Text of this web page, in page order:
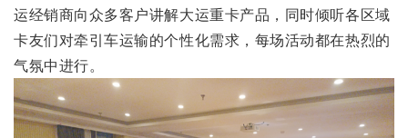
运经销商向众多客户讲解大运重卡产品，同时倾听各区域
卡友们对牵引车运输的个性化需求，每场活动都在热烈的
气氛中进行。